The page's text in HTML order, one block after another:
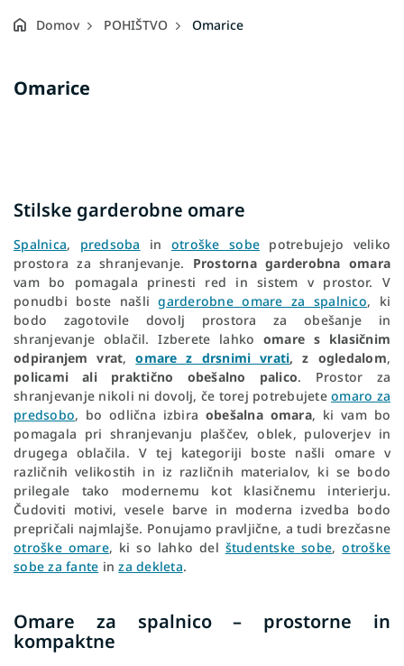
Domov POHIŠTVO Omarice
Omarice
Stilske garderobne omare
Spalnica, predsoba in otroške sobe potrebujejo veliko
prostora za shranjevanje. Prostorna garderobna omara
vam bo pomagala prinesti red in sistem v prostor. V
ponudbi boste našligarderobne omare za spalnico, ki
bodo zagotovile dovolj prostora za obešanje in
shranjevanje oblačil. Izberete lahko omare s klasičnim
odpiranjem vrat,omare z drsnimi vrati, z ogledalom,
policami ali praktično obešalno palico. Prostor za
shranjevanje nikoli ni dovolj, če torej potrebujete omaro za
predsobo, bo odlična izbira obešalna omara, ki vam bo
pomagala pri shranjevanju plaščev, oblek, puloverjev in
drugega oblačila. V tej kategoriji boste našli omare v
različnih velikostih in iz različnih materialov, ki se bodo
prilegale tako modernemu kot klasičnemu interierju.
Čudoviti motivi, vesele barve in moderna izvedba bodo
prepričali najmlajše. Ponujamo pravljične, a tudi brezčasne
otroške omare, ki so lahko del študentske sobe,otroške
sobe za fante inza dekleta.
Omare za spalnico – prostorne in
kompaktne